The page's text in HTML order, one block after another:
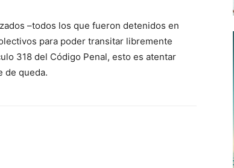
–todos los que fueron detenidos en
para poder transitar libremente
318 del Código Penal, esto es atentar
de queda.